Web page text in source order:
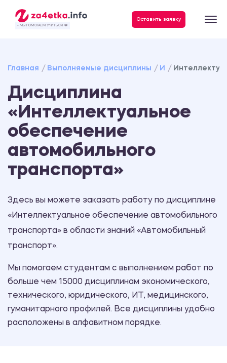
- МЫ ПОМОГАЕМ УЧИТЬСЯ ❤️
Оставить заявку
Главная Выполняемые дисциплины И
Дисциплина
«Интеллектуальное
обеспечение
автомобильного
транспорта»
Здесь вы можете заказать работу по дисциплине
«Интеллектуальное обеспечение автомобильного
транспорта» в области знаний «Автомобильный
транспорт».
Мы помогаем студентам с выполнением работ по
больше чем 15000 дисциплинам экономического,
технического, юридического, ИТ, медицинского,
гуманитарного профилей. Все дисциплины удобно
расположены в алфавитном порядке.